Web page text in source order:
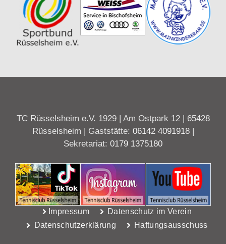
TC Rüsselsheim e.V. 1929 | Am Ostpark 12 | 65428
Rüsselsheim | Gaststätte: 06142 4091918|
Sekretariat: 0179 1375180
Impressum
Datenschutz im Verein
Datenschutzerklärung
Haftungsausschuss